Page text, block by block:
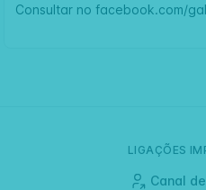
Consultar no facebook.com/
LIGAÇÕES
Canal